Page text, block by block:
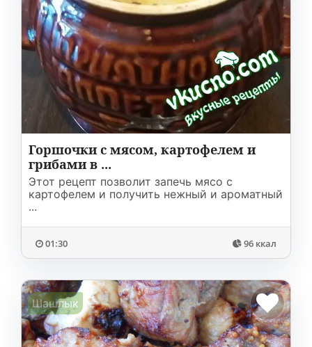
Горшочки с мясом, картофелем и
грибами в ...
Этот рецепт позволит запечь мясо с
картофелем и получить нежный и ароматный
...
01:30 96 ккал
Шашлык